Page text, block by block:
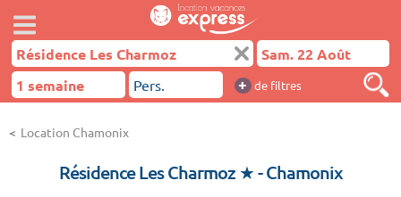
+ de filtres
Location Chamonix
Résidence Les Charmoz ★- Chamonix